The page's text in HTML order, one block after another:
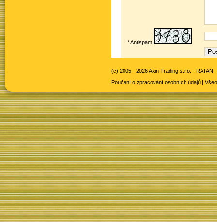
* Antispam
(c) 2005 - 2026 Axin Trading s.r.o. - RATAN
Poučení o zpracování osobních údajů |